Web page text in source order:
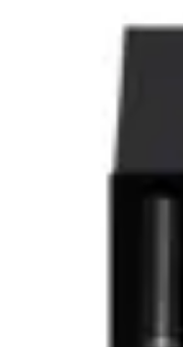
Pianificazione Viaggi
Viaggio Mio